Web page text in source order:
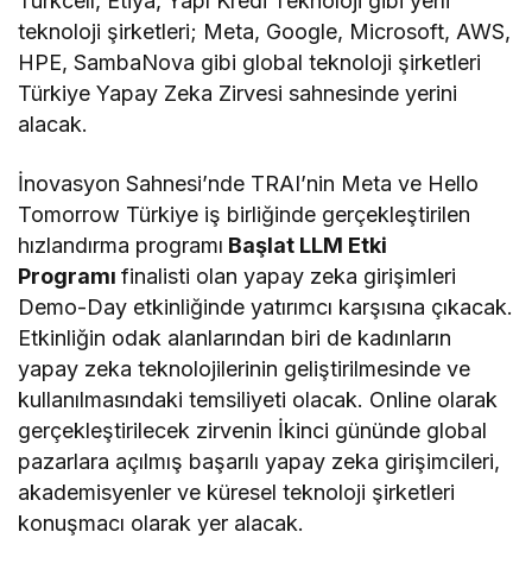
teknoloji şirketleri; Meta, Google, Microsoft, AWS,
HPE, SambaNova gibi global teknoloji şirketleri
Türkiye Yapay Zeka Zirvesi sahnesinde yerini
alacak.
İnovasyon Sahnesi’nde TRAI’nin Meta ve Hello
Tomorrow Türkiye iş birliğinde gerçekleştirilen
hızlandırma programı Başlat LLM Etki
Programıfinalisti olan yapay zeka girişimleri
Demo-Day etkinliğinde yatırımcı karşısına çıkacak.
Etkinliğin odak alanlarından biri de kadınların
yapay zeka teknolojilerinin geliştirilmesinde ve
kullanılmasındaki temsiliyeti olacak. Online olarak
gerçekleştirilecek zirvenin İkinci gününde global
pazarlara açılmış başarılı yapay zeka girişimcileri,
akademisyenler ve küresel teknoloji şirketleri
konuşmacı olarak yer alacak.